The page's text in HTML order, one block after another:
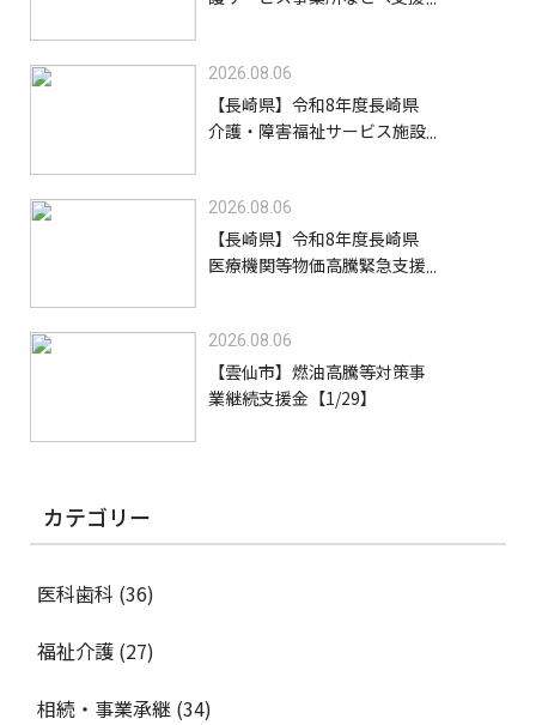
2026.08.06
【長崎県】令和8年度長崎県
介護・障害福祉サービス施設
2026.08.06
【長崎県】令和8年度長崎県
医療機関等物価高騰緊急支援
2026.08.06
【雲仙市】燃油高騰等対策事
業継続支援金【1/29】
カテゴリー
医科歯科 (36)
福祉介護 (27)
相続・事業承継 (34)